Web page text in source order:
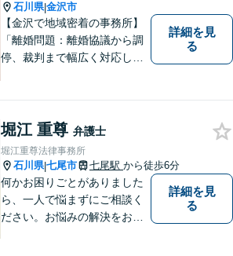
石川県|金沢市
【金沢で地域密着の事務所】
「離婚問題：離婚協議から調
停、裁判まで幅広く対応し、
弁護士が介入することで賠償
金の大幅な増額が実現できる
ケースあり」【休日・夜間相
談可】
詳細を見
る
堀江 重尊 弁護士
堀江重尊法律事務所
石川県|七尾市 七尾駅 から徒歩6分
何かお困りごとがありました
ら、一人で悩まずにご相談く
ださい。お悩みの解決をお手
詳細を見
る